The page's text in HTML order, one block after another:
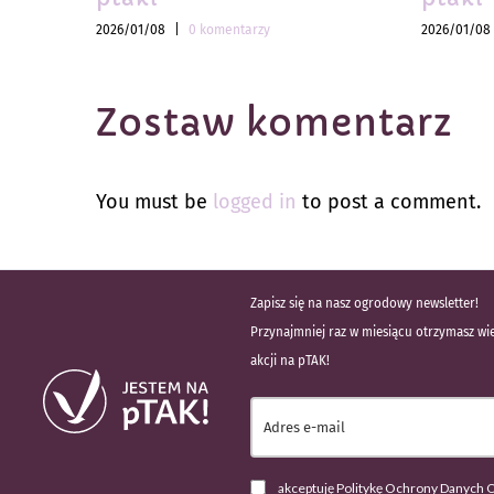
2026/01/08 0 komentarzy 2026/01/08
Zostaw komentarz
You must be logged in to post a comment.
Zapisz się na nasz ogrodowy newsletter!
Przynajmniej raz w miesiącu otrzymasz
akcji na pTAK!
akceptuję Politykę Ochrony Danych